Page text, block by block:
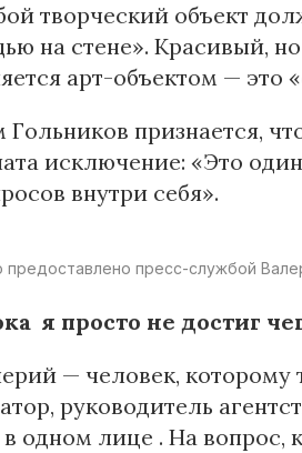
творческий объект
на стене». Красивый,
арт-объектом — это
Гольников признается,
исключение: «Это
внутри себя».
предоставлено пресс-службой
я просто не достиг
— человек, которому
руководитель
в одном лице . На вопрос,